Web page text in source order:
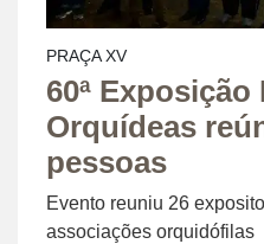
PRAÇA XV
60ª
Orquídeas
pessoas
Evento reuniu 26
associações orquidófilas